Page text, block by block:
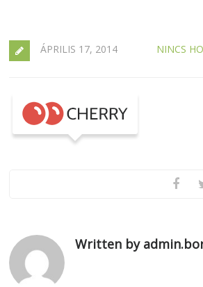
ÁPRILIS 17, 2014 NINCS
Written by